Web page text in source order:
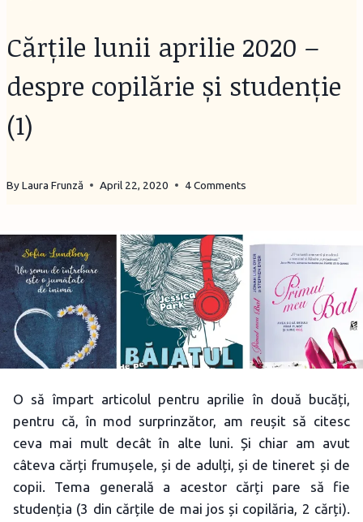
Cărțile lunii aprilie 2020 –
despre copilărie și studenție
(1)
ByLaura Frunză April 22, 2020 4 Comments
O să împart articolul pentru aprilie în două bucăți,
pentru că, în mod surprinzător, am reușit să citesc
ceva mai mult decât în alte luni. Și chiar am avut
câteva cărți frumușele, și de adulți, și de tineret și de
copii. Tema generală a acestor cărți pare să fie
studenția (3 din cărțile de mai jos și copilăria, 2 cărți).